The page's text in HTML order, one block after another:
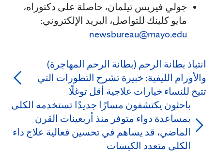
جولي فيريس تيلمان، حاصلة على دكتوراه،
مايو كلينك للتواصل، البريد الإلكتروني:
newsbureau@mayo.edu
انتباذ بطانة الرحم (بطانة الرحم المهاجرة)
والأورام الليفية: خبيرة تشرح التطورات التي
تتيح للنساء خيارات علاجية أقل توغلًا
باحثون يكتشفون مسارًا جديدًا تستخدمه الكلى
بمساعدة دواء متوفر منذ أربعينات القرن
الماضي، قد يساهم في تحسين فعالية علاج داء
الكلى متعدد الكيسات